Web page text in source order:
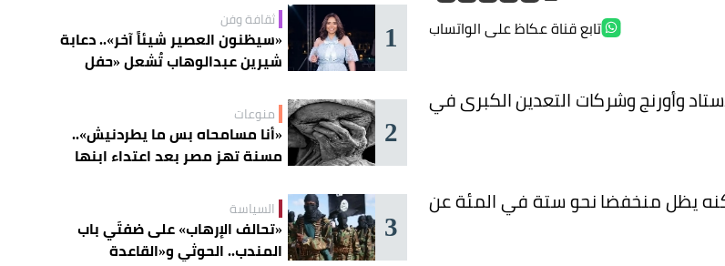
تابع قناة عكاظ على الواتساب
وأورنج وشركات التعدين الكبرى في
الأوروبية 0.2 في المئة، ولكنه يظل منخفضا نحو ستة في المئة عن
1 ثقافة وفن
«سيظنون العصير شيئاً آخر».. دعابة
شيرين عبدالوهاب تُشعل «حفل
2 منوعات
«أنا مسامحاه بس ما يطردنيش»..
مسنة تهز مصر بعد اعتداء ابنها
3 السياسة
«تحالف الإرهاب» على ضفتَي باب
المندب.. الحوثي و«القاعدة